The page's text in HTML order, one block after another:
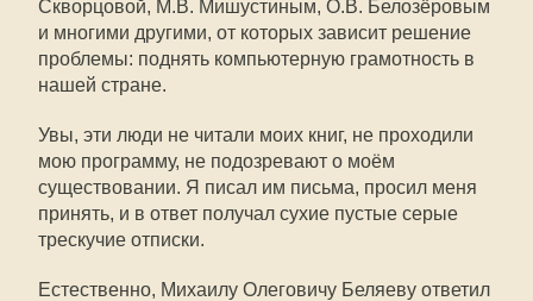
Скворцовой, М.В. Мишустиным, О.В. Белозёровым
и многими другими, от которых зависит решение
проблемы: поднять компьютерную грамотность в
нашей стране.
Увы, эти люди не читали моих книг, не проходили
мою программу, не подозревают о моём
существовании. Я писал им письма, просил меня
принять, и в ответ получал сухие пустые серые
трескучие отписки.
Естественно, Михаилу Олеговичу Беляеву ответил